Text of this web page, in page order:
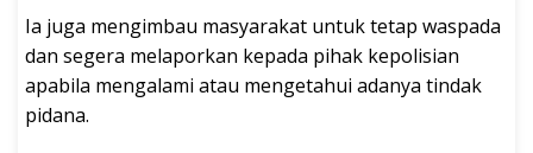
Ia juga mengimbau masyarakat untuk tetap waspada
dan segera melaporkan kepada pihak kepolisian
apabila mengalami atau mengetahui adanya tindak
pidana.